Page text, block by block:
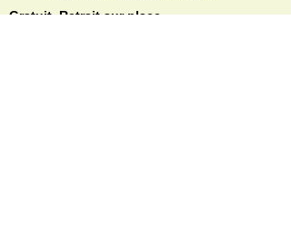
Gratuit. Retrait sur place.